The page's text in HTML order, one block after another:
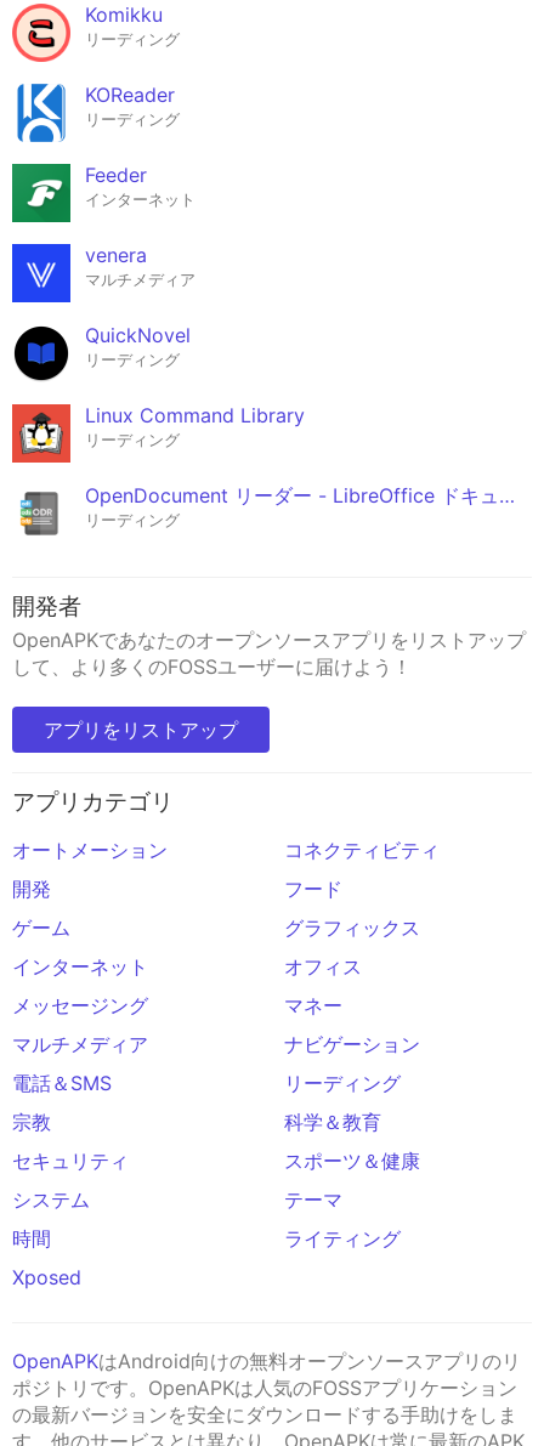
Komikku
リーディング
KOReader
リーディング
Feeder
インターネット
venera
マルチメディア
QuickNovel
リーディング
Linux Command Library
リーディング
OpenDocument リーダー - LibreOffice ドキュメント用
リーディング
開発者
OpenAPKであなたのオープンソースアプリをリストアップ
して、より多くのFOSSユーザーに届けよう！
アプリをリストアップ
アプリカテゴリ
オートメーション
コネクティビティ
開発
フード
ゲーム
グラフィックス
インターネット
オフィス
メッセージング
マネー
マルチメディア
ナビゲーション
電話＆SMS
リーディング
宗教
科学＆教育
セキュリティ
スポーツ＆健康
システム
テーマ
時間
ライティング
Xposed
OpenAPKはAndroid向けの無料オープンソースアプリのリ
ポジトリです。OpenAPKは人気のFOSSアプリケーション
の最新バージョンを安全にダウンロードする手助けをしま
す。他のサービスとは異なり、OpenAPKは常に最新のAPK